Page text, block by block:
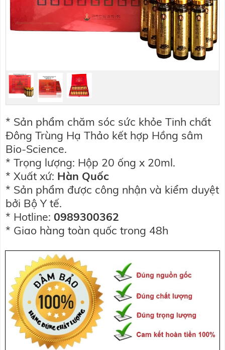
* Sản phẩm chăm sóc sức khỏe Tinh chất
Đông Trùng Hạ Thảo kết hợp Hồng sâm
Bio-Science.
* Trọng lượng: Hộp 20 ống x 20ml.
* Xuất xứ: Hàn Quốc
* Sản phẩm được công nhận và kiểm duyệt
bởi Bộ Y tế.
* Hotline: 0989300362
* Giao hàng toàn quốc trong 48h